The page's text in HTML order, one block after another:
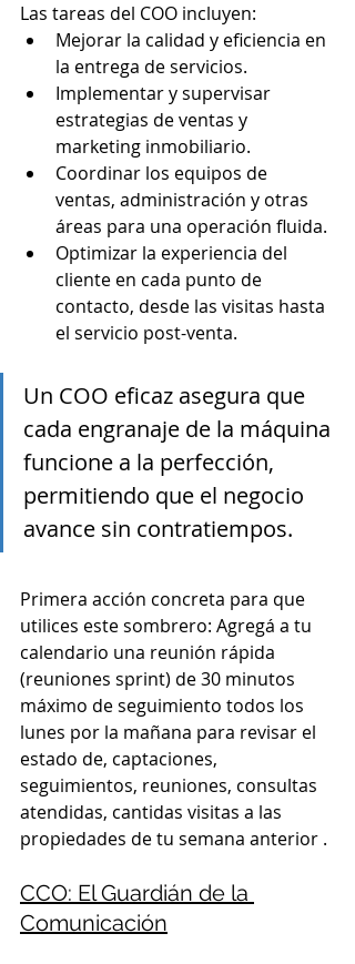
Las tareas del COO incluyen:
Mejorar la calidad y eficiencia en
la entrega de servicios.
Implementar y supervisar
estrategias de ventas y
marketing inmobiliario.
Coordinar los equipos de
ventas, administración y otras
áreas para una operación fluida.
Optimizar la experiencia del
cliente en cada punto de
contacto, desde las visitas hasta
el servicio post-venta.
Un COO eficaz asegura que
cada engranaje de la máquina
funcione a la perfección,
permitiendo que el negocio
avance sin contratiempos.
Primera acción concreta para que
utilices este sombrero: Agregá a tu
calendario una reunión rápida
(reuniones sprint) de 30 minutos
máximo de seguimiento todos los
lunes por la mañana para revisar el
estado de, captaciones,
seguimientos, reuniones, consultas
atendidas, cantidas visitas a las
propiedades de tu semana anterior .
CCO: El Guardián de la
Comunicación